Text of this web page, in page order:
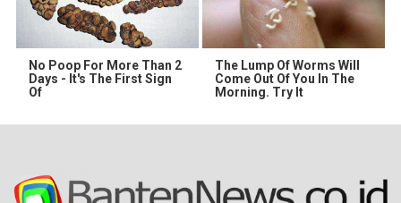
No Poop For More Than 2
Days - It's The First Sign
Of
The Lump Of Worms Will
Come Out Of You In The
Morning. Try It